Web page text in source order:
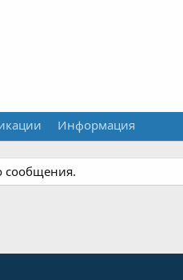
Информация
сообщения.